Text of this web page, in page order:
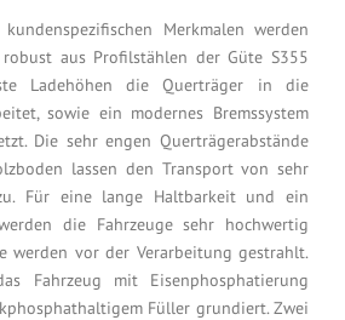
Merkmalen werden
aus Profilstählen der Güte S355
Ladehöhen die Querträger in die
sowie ein modernes Bremssystem
Die sehr engen Querträgerabstände
lassen den Transport von sehr
Für eine lange Haltbarkeit und ein
die Fahrzeuge sehr hochwertig
werden vor der Verarbeitung gestrahlt.
Fahrzeug mit Eisenphosphatierung
Füller grundiert. Zwei